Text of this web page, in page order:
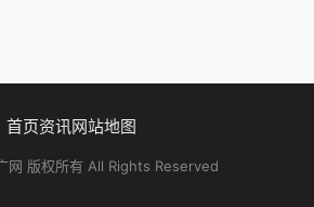
首页资讯网站地图
网 版权所有 All Rights Reserved